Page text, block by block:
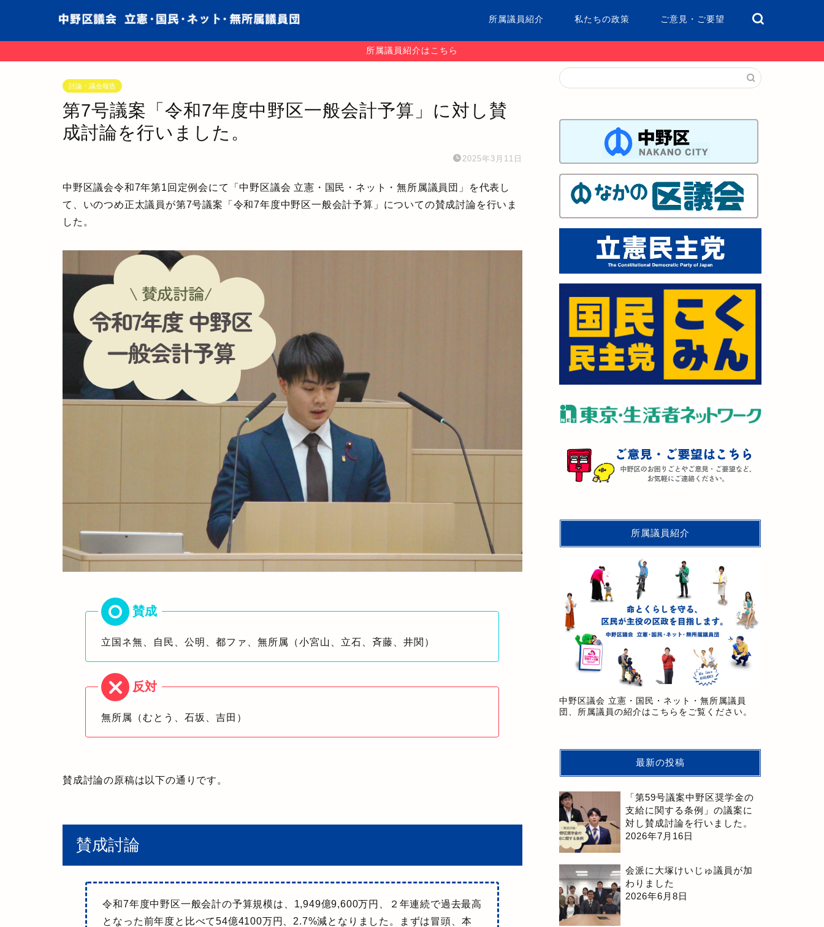
所属議員紹介 私たちの政策 ご意見・ご要望
所属議員紹介はこちら
討論・議会報告
第7号議案「令和7年度中野区一般会計予算」に対し賛
成討論を行いました。
2025年3月11日
中野区議会令和7年第1回定例会にて「中野区議会 立憲・国民・ネット・無所属議員団」を代表し
て、いのつめ正太議員が第7号議案「令和7年度中野区一般会計予算」についての賛成討論を行いま
した。
立国ネ無、自民、公明、都ファ、無所属（小宮山、立石、斉藤、井関）
無所属（むとう、石坂、吉田）
賛成討論の原稿は以下の通りです。
賛成討論
令和7年度中野区一般会計の予算規模は、1,949億9,600万円、２年連続で過去最高
となった前年度と比べて54億4100万円、2.7%減となりました。まずは冒頭、本
所属議員紹介
中野区議会 立憲・国民・ネット・無所属議員
団、所属議員の紹介はこちらをご覧ください。
最新の投稿
「第59号議案中野区奨学金の
支給に関する条例」の議案に
対し賛成討論を行いました。
2026年7月16日
会派に大塚けいじゅ議員が加
わりました
2026年6月8日